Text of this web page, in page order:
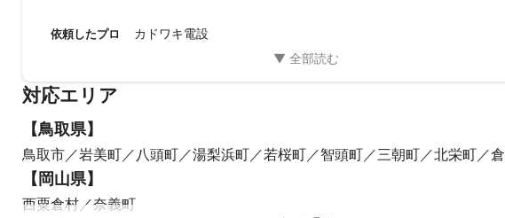
依頼したプロ カドワキ電設
対応エリア
【鳥取県】
鳥取市 岩美町 八頭町 湯梨浜町 若桜町 智頭町 三朝町 北栄町
【 岡山県】
西粟倉村 奈義町